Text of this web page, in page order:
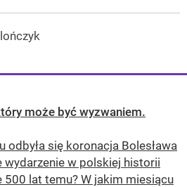
może być wyzwaniem.
odbyła się koronacja Bolesława
wydarzenie w polskiej historii
500 lat temu? W jakim miesiącu